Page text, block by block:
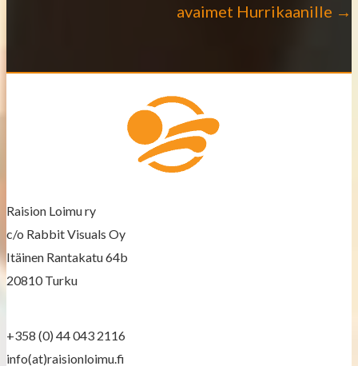
s
i
g
a
i
avaimet Hurrikaanille →
Raision Loimu ry
c/o Rabbit Visuals Oy
Itäinen Rantakatu 64b
20810 Turku
+358 (0) 44 043 2116
info(at)raisionloimu.fi